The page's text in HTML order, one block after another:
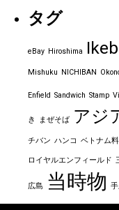
ー
を
で
示
ー
を
で
示
タグ
eBay Hiroshima
Mishuku NICHIBAN
Enfield Sandwich Stamp
き まぜそば アジ
チバン ハンコ ベトナム
ロイヤルエンフィールド
広島 当時物